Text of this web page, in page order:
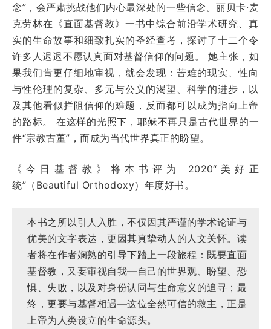
念”，会严肃挑战他们内心最深处的一些信念。丽贝卡·麦
克劳林在《直面基督教》一书中综合前沿学术研究、真
实的生命故事和细致扎实的圣经查考，探讨了十二个令
许多人迟迟不愿认真面对基督信仰的问题。 她主张，如
果我们肯更仔细地审视，就会发现：苦难的现实、性向
与性伦理的复杂、多元与公义的渴望、科学的进步，以
及其他看似拦阻信仰的难题，反而都可以成为指向上帝
的路标。 在这样的光照下，耶稣不再只是古代世界的一
件“宗教古董”，而成为当代世界真正的盼望。
《今日基督教》将本书评为 2020“美好正
统”（Beautiful Orthodoxy）年度好书。
本书之所以引人入胜，不仅因其严谨的学术论证与
优美的文字表达，更因其真挚动人的人文关怀。读
者将在作者娴熟的引导下踏上一段旅程：既要直面
基督教，又要审视自我—自己的世界观、盼望、恐
惧、失败，以及对身份认同与生命意义的追寻；最
终，更要与基督相遇—这位全然可信的救主，正是
上帝为人类设立的生命源头。